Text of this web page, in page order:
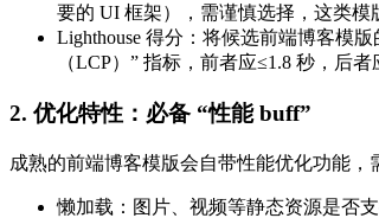
要的 UI 框架），需谨慎选择，这类模
Lighthouse 得分：将候选前端博客模
（LCP）” 指标，前者应≤1.8 秒，后
2. 优化特性：必备 “性能 buff”
成熟的前端博客模版会自带性能优化功能，
懒加载：图片、视频等静态资源是否